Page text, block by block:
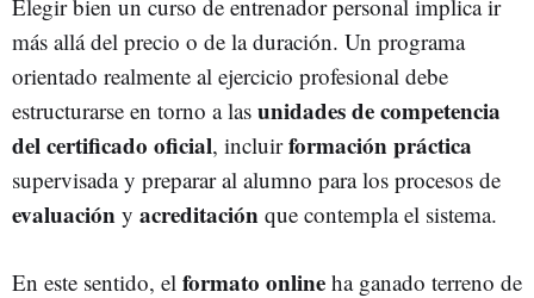
Elegir bien un curso de entrenador personal implica ir
más allá del precio o de la duración. Un programa
orientado realmente al ejercicio profesional debe
estructurarse en torno a las unidades de competencia
del certificado oficial, incluirformación práctica
supervisada y preparar al alumno para los procesos de
evaluación y acreditación que contempla el sistema.
En este sentido, el formato online ha ganado terreno de